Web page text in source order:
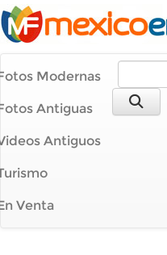
Modernas
Antiguas
Antiguos
Venta